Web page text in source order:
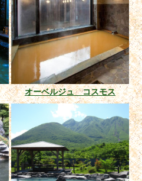
オーベルジュ コスモス